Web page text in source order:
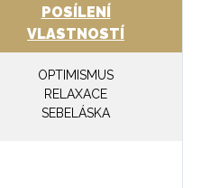
POSÍLENÍ
VLASTNOSTÍ
OPTIMISMUS
RELAXACE
SEBELÁSKA